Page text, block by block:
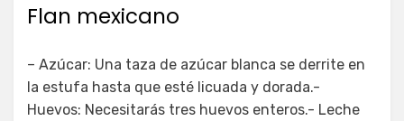
Flan mexicano
– Azúcar: Una taza de azúcar blanca se derrite en
la estufa hasta que esté licuada y dorada.-
Huevos: Necesitarás tres huevos enteros.- Leche